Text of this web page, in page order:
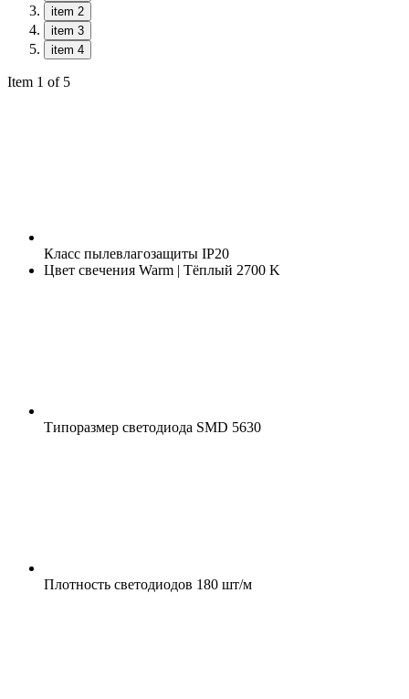
item 2
item 3
item 4
Item 1 of 5
Класс пылевлагозащиты IP20
Цвет свечения Warm | Тёплый 2700 K
Типоразмер светодиода SMD 5630
Плотность светодиодов 180 шт/м